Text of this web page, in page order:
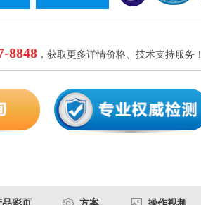
8848 ，获取更多详情价格、技术支持服务！